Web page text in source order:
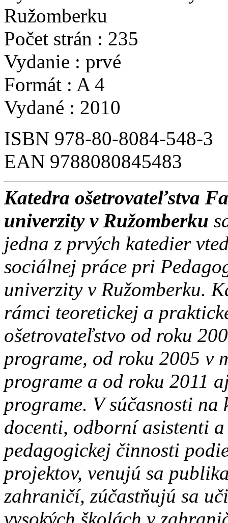
Ružomberku
Počet strán : 235
Vydanie : prvé
Formát : A 4
Vydané : 2010
ISBN 978-80-8084-548-3
EAN 9788080845483
Katedra ošetrovateľstva
univerzity v Ružomberku
jedna z prvých katedier
sociálnej práce pri
univerzity v Ružomberku.
rámci teoretickej a
ošetrovateľstvo od roku
programe, od roku 2005 v
programe a od roku 2011
programe. V súčasnosti
docenti, odborní asistenti
pedagogickej činnosti
projektov, venujú sa
zahraničí, zúčastňujú sa
vysokých školách v